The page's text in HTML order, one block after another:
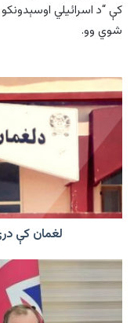
کې “د اسرائیلي
شوي وو.
لغمان
کې
درې
کسان
دُرو
وهل
دي
لغمان کې
طالبانو
د
برتانیې